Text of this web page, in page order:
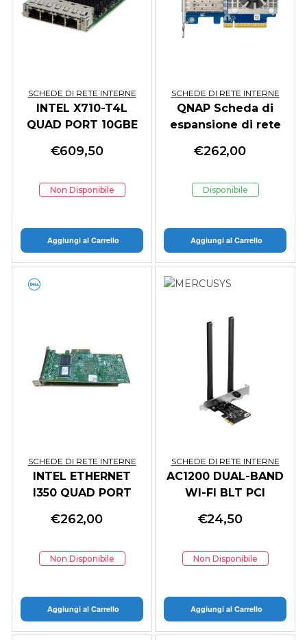
SCHEDE DI RETE INTERNE
INTEL X710-T4L
QUAD PORT 10GBE
€609,50
Non Disponibile
Aggiungi al Carrello
SCHEDE DI RETE INTERNE
QNAP Scheda di
espansione di rete
SFP+
€262,00
Disponibile
Aggiungi al Carrello
SCHEDE DI RETE INTERNE
INTEL ETHERNET
I350 QUAD PORT
€262,00
Non Disponibile
Aggiungi al Carrello
SCHEDE DI RETE INTERNE
AC1200 DUAL-BAND
WI-FI BLT PCI
€24,50
Non Disponibile
Aggiungi al Carrello